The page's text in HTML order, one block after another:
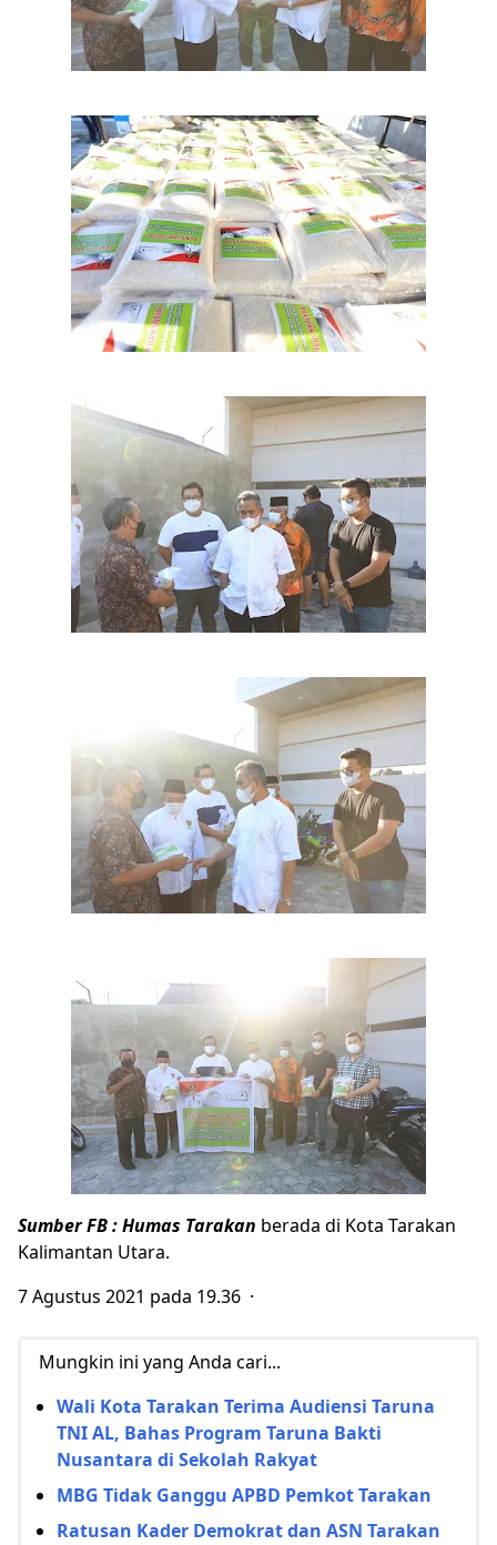
Sumber FB : Humas Tarakan berada di Kota Tarakan
Kalimantan Utara.
7 Agustus 2021 pada 19.36 ·
Mungkin ini yang Anda cari...
Wali Kota Tarakan Terima Audiensi Taruna
TNI AL, Bahas Program Taruna Bakti
Nusantara di Sekolah Rakyat
MBG Tidak Ganggu APBD Pemkot Tarakan
Ratusan Kader Demokrat dan ASN Tarakan